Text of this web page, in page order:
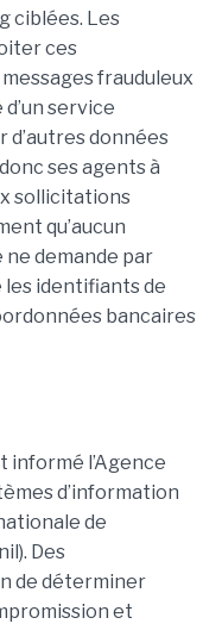
ciblées. Les
ces
frauduleux
service
données
ses agents à
sollicitations
qu’aucun
ne demande par
identifiants de
bancaires
informé l’Agence
d’information
de
Des
de déterminer
et